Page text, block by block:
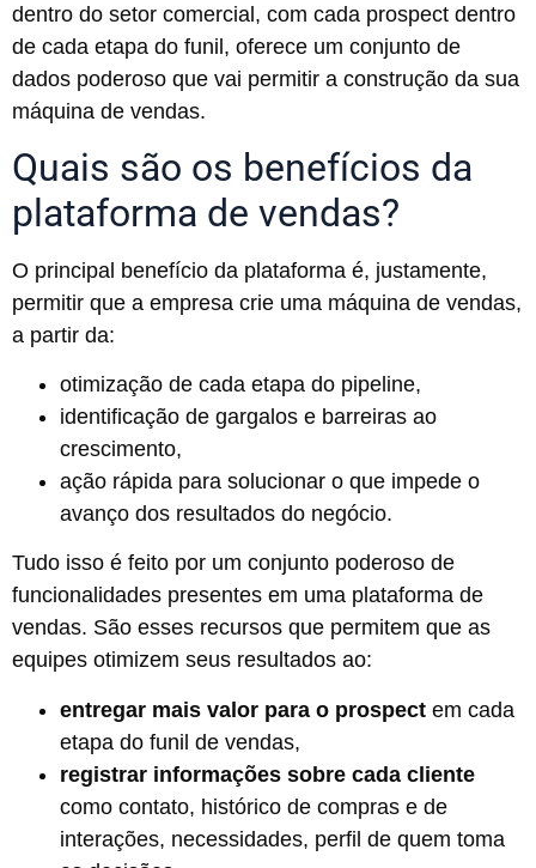
dentro do setor comercial, com cada prospect dentro
de cada etapa do funil, oferece um conjunto de
dados poderoso que vai permitir a construção da sua
máquina de vendas.
Quais são os benefícios da
plataforma de vendas?
O principal benefício da plataforma é, justamente,
permitir que a empresa crie uma máquina de vendas,
a partir da:
otimização de cada etapa do pipeline,
identificação de gargalos e barreiras ao
crescimento,
ação rápida para solucionar o que impede o
avanço dos resultados do negócio.
Tudo isso é feito por um conjunto poderoso de
funcionalidades presentes em uma plataforma de
vendas. São esses recursos que permitem que as
equipes otimizem seus resultados ao:
entregar mais valor para o prospect em cada
etapa do funil de vendas,
registrar informações sobre cada cliente
como contato, histórico de compras e de
interações, necessidades, perfil de quem toma